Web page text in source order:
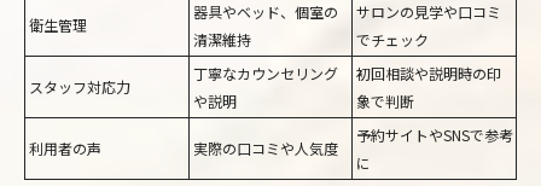
衛生管理
器具やベッド、個室の
清潔維持
サロンの見学や口コミ
でチェック
スタッフ対応力
丁寧なカウンセリング
や説明
初回相談や説明時の印
象で判断
利用者の声 実際の口コミや人気度
予約サイトやSNSで参考
に